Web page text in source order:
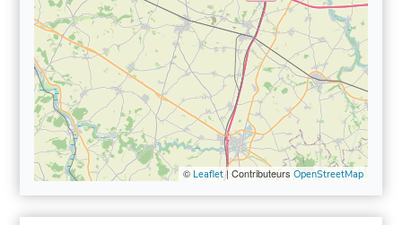
© Leaflet| Contributeurs OpenStreetMap